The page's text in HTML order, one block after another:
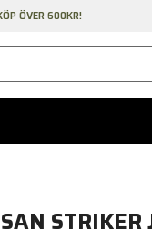
ÖVER 600KR!